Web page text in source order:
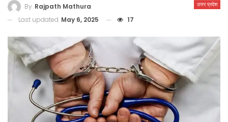
उत्तर प्रदेश
By Rajpath Mathura
Last updated May 6, 2025 17